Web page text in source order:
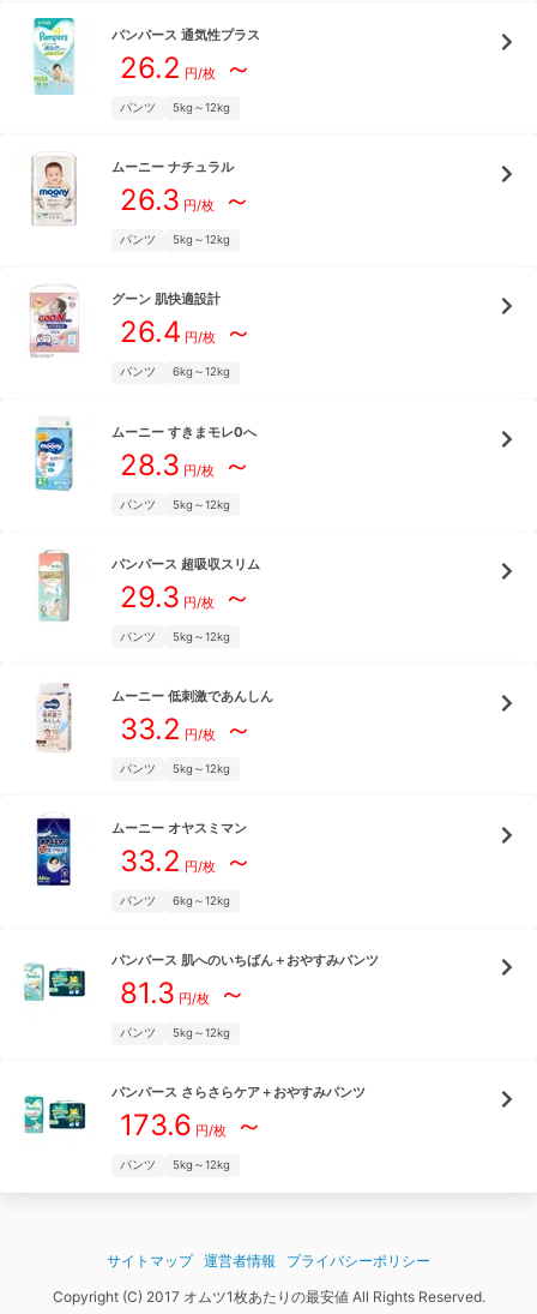
パンパース 通気性プラス
26.2 円/枚～
パンツ 5kg～12kg
ムーニー ナチュラル
26.3 円/枚～
パンツ 5kg～12kg
グーン 肌快適設計
26.4 円/枚～
パンツ 6kg～12kg
ムーニー すきまモレ0へ
28.3 円/枚～
パンツ 5kg～12kg
パンパース 超吸収スリム
29.3 円/枚～
パンツ 5kg～12kg
ムーニー 低刺激であんしん
33.2 円/枚～
パンツ 5kg～12kg
ムーニー オヤスミマン
33.2 円/枚～
パンツ 6kg～12kg
パンパース 肌へのいちばん＋おやすみパンツ
81.3 円/枚～
パンツ 5kg～12kg
パンパース さらさらケア＋おやすみパンツ
173.6 円/枚～
パンツ 5kg～12kg
サイトマップ 運営者情報
プライバシーポリシー
Copyright (C) 2017 オムツ1枚あたりの最安値 All Rights Reserved.